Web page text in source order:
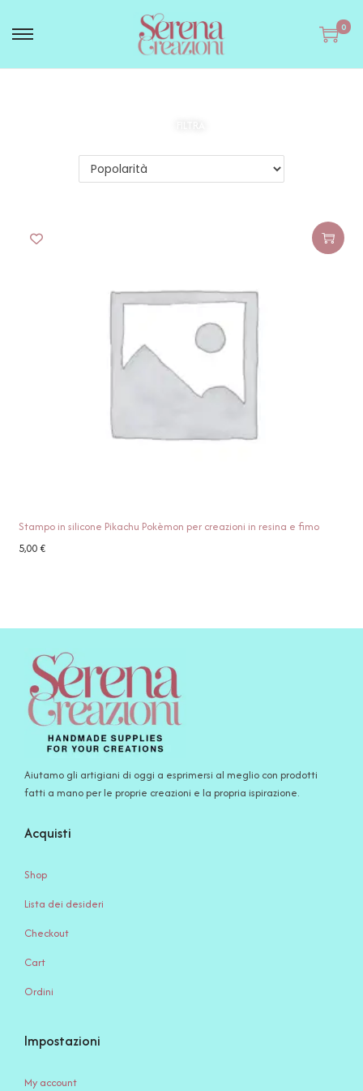
0
Stampo in silicone Pikachu Pokèmon per creazioni in resina e fimo
5,00€
Aiutamo gli artigiani di oggi a esprimersi al meglio con prodotti
fatti a mano per le proprie creazioni e la propria ispirazione.
Acquisti
Shop
Lista dei desideri
Checkout
Cart
Ordini
Impostazioni
My account